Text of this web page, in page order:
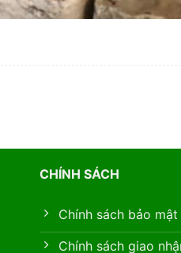
CHÍNH SÁCH
Chính sách bảo mật
Chính sách giao